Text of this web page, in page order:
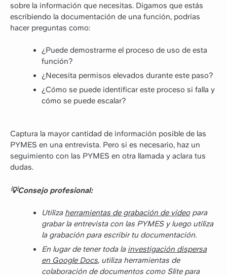
sobre la información que necesitas. Digamos que estás
escribiendo la documentación de una función, podrías
hacer preguntas como:
¿Puede demostrarme el proceso de uso de esta
función?
¿Necesita permisos elevados durante este paso?
¿Cómo se puede identificar este proceso si falla y
cómo se puede escalar?
Captura la mayor cantidad de información posible de las
PYMES en una entrevista. Pero si es necesario, haz un
seguimiento con las PYMES en otra llamada y aclara tus
dudas.
💡Consejo profesional:
Utiliza herramientas de grabación de vídeopara
grabar la entrevista con las PYMES y luego utiliza
la grabación para escribir tu documentación.
En lugar de tener toda la investigación dispersa
en Google Docs, utiliza herramientas de
colaboración de documentos como Slite para